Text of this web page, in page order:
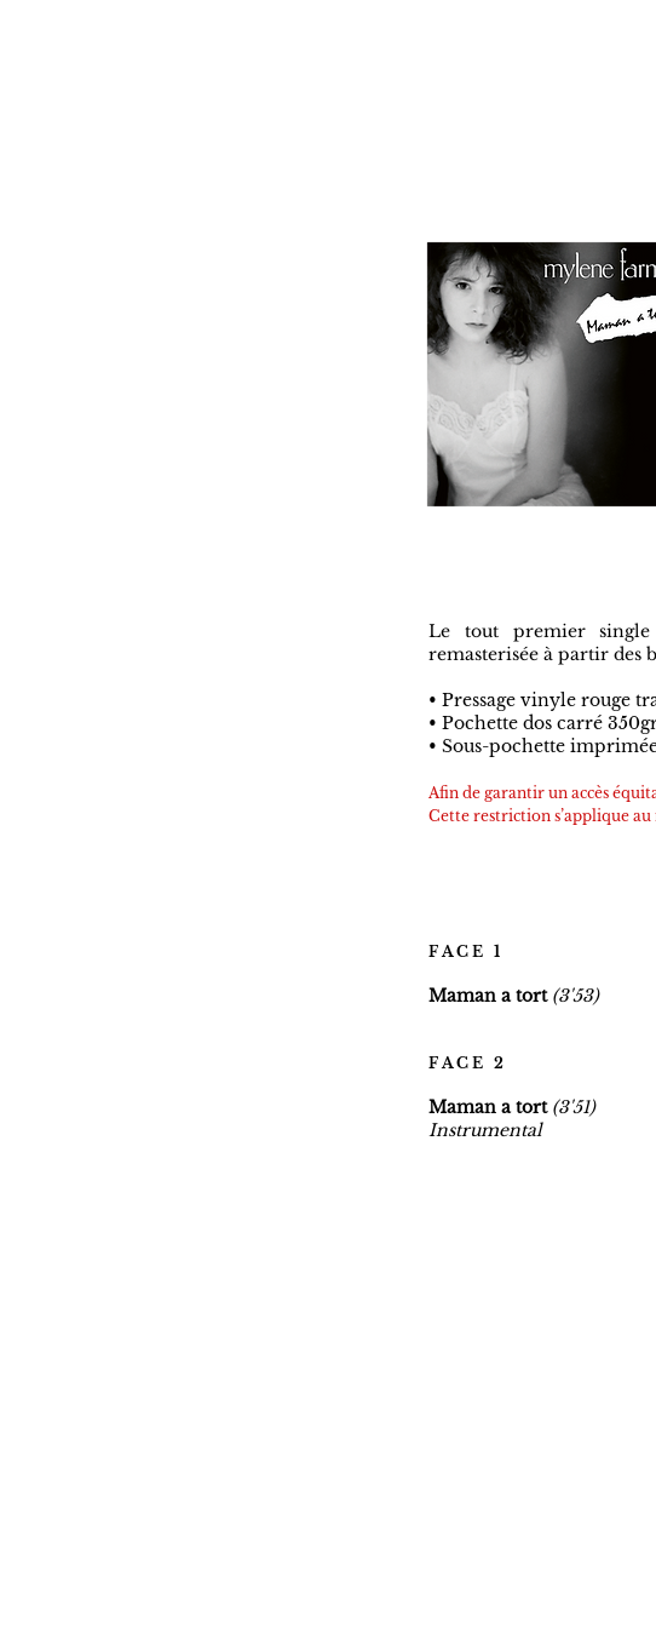
Le tout premier
remasterisée à partir des
• Pressage vinyle rouge
• Pochette dos carré
• Sous-pochette
Afin de garantir un accès
Cette restriction s’applique
F A C E 1
Maman a tort (3'53)
F A C E 2
Maman a tort (3'51)
Instrumental